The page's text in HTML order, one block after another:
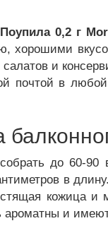
0,2 г
хорошими
и
почтой в
до 60-
в
кожица и
ароматны и